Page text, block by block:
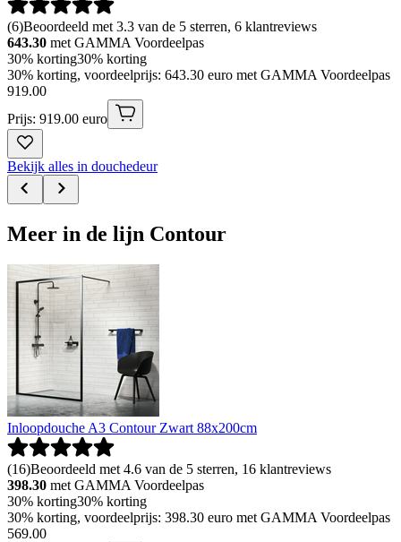
(6)Beoordeeld met 3.3 van de 5 sterren, 6 klantreviews
643.30 met GAMMA Voordeelpas
30% korting30% korting
30% korting, voordeelprijs: 643.30 euro met GAMMA Voordeelpas
919.00
Prijs: 919.00 euro
Bekijk alles in douchedeur
Meer in de lijn Contour
Inloopdouche A3 Contour Zwart 88x200cm
(16)Beoordeeld met 4.6 van de 5 sterren, 16 klantreviews
398.30 met GAMMA Voordeelpas
30% korting30% korting
30% korting, voordeelprijs: 398.30 euro met GAMMA Voordeelpas
569.00